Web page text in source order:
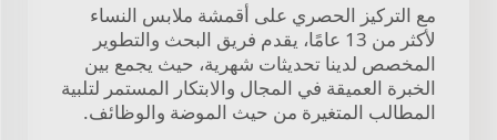
مع التركيز الحصري على أقمشة ملابس النساء
لأكثر من 13 عامًا، يقدم فريق البحث والتطوير
المخصص لدينا تحديثات شهرية، حيث يجمع بين
الخبرة العميقة في المجال والابتكار المستمر لتلبية
المطالب المتغيرة من حيث الموضة والوظائف.